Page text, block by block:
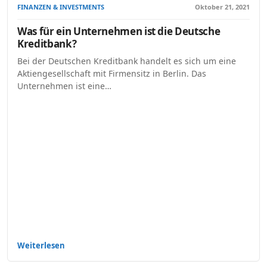
FINANZEN & INVESTMENTS Oktober 21, 2021
Was für ein Unternehmen ist die Deutsche
Kreditbank?
Bei der Deutschen Kreditbank handelt es sich um eine
Aktiengesellschaft mit Firmensitz in Berlin. Das
Unternehmen ist eine…
Weiterlesen